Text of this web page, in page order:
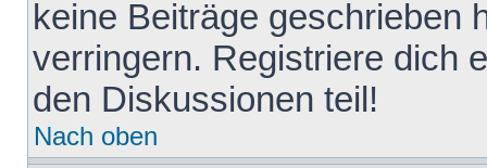
keine Beiträge geschrieben
verringern. Registriere dich
den Diskussionen teil!
Nach oben